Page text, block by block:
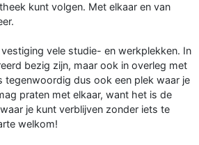
kunt volgen. Met elkaar en van
vele studie- en werkplekken. In
bezig zijn, maar ook in overleg met
tegenwoordig dus ook een plek waar je
praten met elkaar, want het is de
je kunt verblijven zonder iets te
welkom!